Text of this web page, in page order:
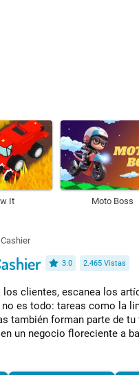
It Moto Boss
3.0 2.465 Vistas
clientes, escanea los
es todo: tareas como la
también forman parte de
un negocio floreciente a